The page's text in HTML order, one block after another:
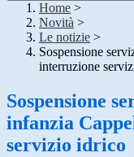
Home >
Novità >
Le notizie >
Sospensione
interruzione
Sospensione
infanzia
servizio idrico